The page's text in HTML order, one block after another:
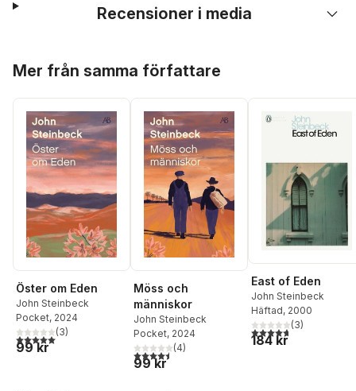
Recensioner i media
Mer från samma författare
Öster om Eden
John Steinbeck
Pocket, 2024
5,0utav 5 stjärnor. Totalt antal röster:
(3)
99 kr
Möss och
människor
John Steinbeck
Pocket, 2024
4,5utav 5 stjärnor. Totalt antal röster:
(4)
99 kr
East of Eden
John Steinbeck
Häftad, 2000
4,7utav 5 stjärnor.
(3)
184 kr